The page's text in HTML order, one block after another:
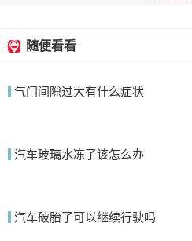
2022-12-09 04:01:53
就是加档，减号就是减档。
我要回答
随便看看
气门间隙过大有什么症状
汽车玻璃水冻了该怎么办
汽车破胎了可以继续行驶吗